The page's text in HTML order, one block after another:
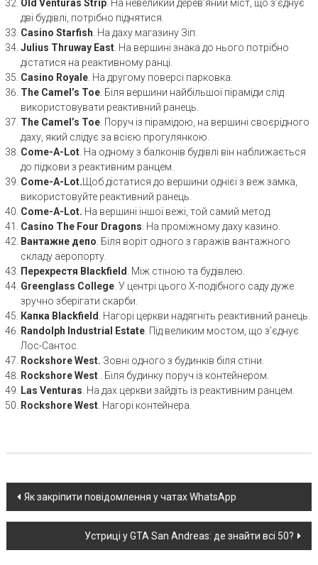
Old Venturas Strip. На невеликий дерев’яний міст, що з’єднує
дві будівлі, потрібно піднятися.
Casino Starfish . На даху магазину Зіп.
Julius Thruway East. На вершині знака до нього потрібно
дістатися на реактивному ранці.
Casino Royale. На другому поверсі парковка.
The Camel’s Toe. Біля вершини найбільшої піраміди слід
використовувати реактивний ранець.
The Camel’s Toe. Поруч із пірамідою, на вершині своєрідного
даху, який слідує за всією прогулянкою.
Come-A-Lot. На одному з балконів будівлі він наближається
до підкови з реактивним ранцем.
Come-A-Lot. Щоб дістатися до вершини однієї з веж замка,
використовуйте реактивний ранець.
Come-A-Lot. На вершині іншої вежі, той самий метод.
Casino The Four Dragons . На проміжному даху казино.
Вантажне депо . Біля воріт одного з гаражів вантажного
складу аеропорту.
Перехрестя Blackfield
. Між стіною та будівлею.
Greenglass College. У центрі цього Х-подібного саду дуже
зручно зберігати скарби.
Капка Blackfield
. Нагорі церкви надягніть реактивний ранець.
Randolph Industrial Estate. Під великим мостом, що з’єднує
Лос-Сантос.
Rockshore West. Зовні одного з будинків біля стіни.
Rockshore West. Біля будинку поруч із контейнером.
Las Venturas . На дах церкви зайдіть із реактивним ранцем.
Rockshore West. Нагорі контейнера.
Post
navigation
Як закріпити повідомлення у чатах WhatsApp
Устриці у GTA San Andreas: де знайти всі 50?